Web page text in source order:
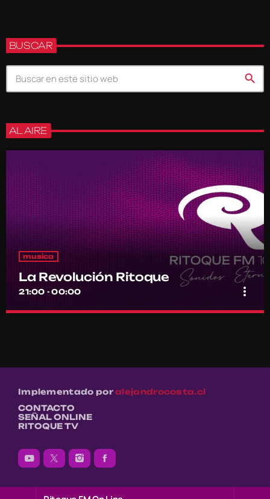
BUSCAR
search
AL AIRE
musica
La Revolución Ritoque
21:00 - 00:00 more_vert
Porque el rock también se baila y se mezcla
Implementado poralejandrocosta.cl
CONTACTO
SEÑAL ONLINE
RITOQUE TV